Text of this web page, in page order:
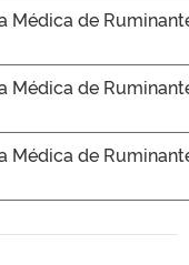
Médica de
Médica de
Médica de